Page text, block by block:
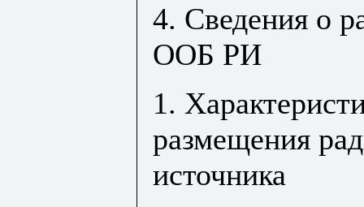
4. Сведения о
ООБ РИ
1.
размещения
источника